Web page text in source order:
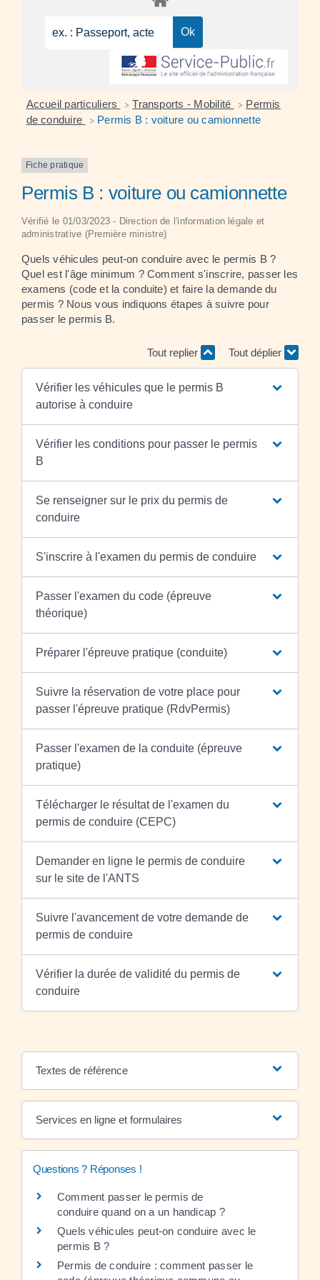
Accueil particuliers > Transports - Mobilité > Permis
de conduire
> Permis B : voiture ou camionnette
Fiche pratique
Permis B : voiture ou camionnette
Vérifié le 01/03/2023 - Direction de l'information légale et
administrative (Première ministre)
Quels véhicules peut-on conduire avec le permis B ?
Quel est l'âge minimum ? Comment s'inscrire, passer les
examens (code et la conduite) et faire la demande du
permis ? Nous vous indiquons étapes à suivre pour
passer le permis B.
Tout replier Tout déplier
Vérifier les véhicules que le permis B
autorise à conduire
Vérifier les conditions pour passer le permis
B
Se renseigner sur le prix du permis de
conduire
S'inscrire à l'examen du permis de conduire
Passer l'examen du code (épreuve
théorique)
Préparer l'épreuve pratique (conduite)
Suivre la réservation de votre place pour
passer l'épreuve pratique (RdvPermis)
Passer l'examen de la conduite (épreuve
pratique)
Télécharger le résultat de l'examen du
permis de conduire (CEPC)
Demander en ligne le permis de conduire
sur le site de l'ANTS
Suivre l'avancement de votre demande de
permis de conduire
Vérifier la durée de validité du permis de
conduire
Textes de référence
Services en ligne et formulaires
Questions ? Réponses !
Comment passer le permis de
conduire quand on a un handicap ?
Quels véhicules peut-on conduire avec le
permis B ?
Permis de conduire : comment passer le